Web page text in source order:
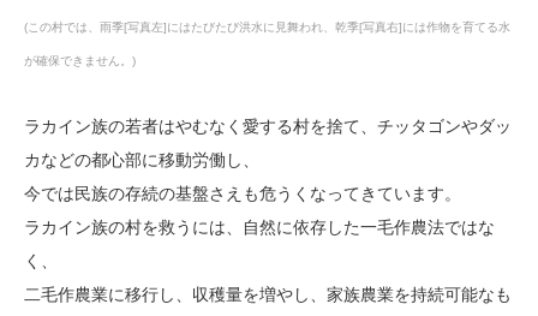
(この村では、雨季[写真左]にはたびたび洪水に見舞われ、乾季[写真右]には作物を育てる水
が確保できません。)
ラカイン族の若者はやむなく愛する村を捨て、チッタゴンやダッ
カなどの都心部に移動労働し、
今では民族の存続の基盤さえも危うくなってきています。
ラカイン族の村を救うには、自然に依存した一毛作農法ではな
く、
二毛作農業に移行し、収穫量を増やし、家族農業を持続可能なも